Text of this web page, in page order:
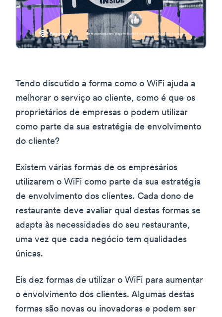
Tendo discutido a forma como o WiFi ajuda a
melhorar o serviço ao cliente, como é que os
proprietários de empresas o podem utilizar
como parte da sua estratégia de envolvimento
do cliente?
Existem várias formas de os empresários
utilizarem o WiFi como parte da sua estratégia
de envolvimento dos clientes. Cada dono de
restaurante deve avaliar qual destas formas se
adapta às necessidades do seu restaurante,
uma vez que cada negócio tem qualidades
únicas.
Eis dez formas de utilizar o WiFi para aumentar
o envolvimento dos clientes. Algumas destas
formas são novas ou inovadoras e podem ser